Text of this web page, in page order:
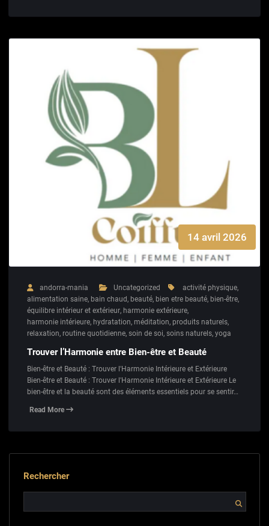
14 avril 2026
andorra-mania Uncategorized activité physique,
alimentation saine, bain chaud, beauté, bien etre beauté, bien-être,
équilibre intérieur et extérieur, harmonie extérieure,
harmonie intérieure, hydratation, méditation, produits naturels,
relaxation, routine quotidienne, soin de soi, soins naturels, yoga
Trouver l’Harmonie entre Bien-être et Beauté
Bien-être et Beauté : Trouver l'Harmonie Intérieure et Extérieure
Bien-être et Beauté : Trouver l'Harmonie Intérieure et Extérieure Le
bien-être et la beauté sont des éléments essentiels pour se sentir…
Read More
Rechercher